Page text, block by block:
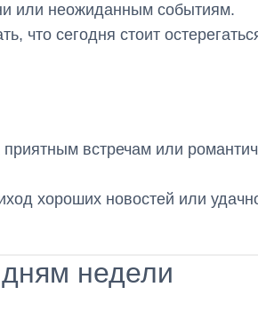
или неожиданным событиям.
что сегодня стоит
встречам или
хороших новостей или
недели